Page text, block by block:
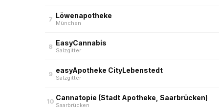
7 Löwenapotheke
München
8 EasyCannabis
Salzgitter
9 easyApotheke CityLebenstedt
Salzgitter
10 Cannatopie (Stadt Apotheke, Saarbrücken)
Saarbrücken